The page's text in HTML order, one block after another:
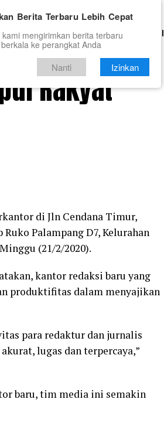
OLAHRAGA OPINI TNI DAN POLRI
Rakyat
di Jln Cendana Timur,
Palampang D7, Kelurahan
(21/2/2020).
kantor redaksi baru yang
produktifitas dalam menyajikan
para redaktur dan jurnalis
lugas dan terpercaya,”
baru, tim media ini semakin
Berita Terbaru Lebih Cepat
kami mengirimkan berita terbaru
ke perangkat Anda
Nanti Izinkan